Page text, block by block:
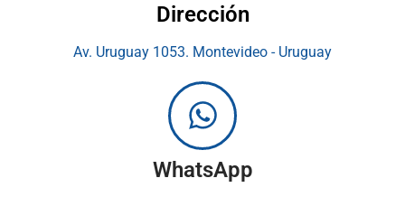
Dirección
Av. Uruguay 1053. Montevideo - Uruguay
WhatsApp